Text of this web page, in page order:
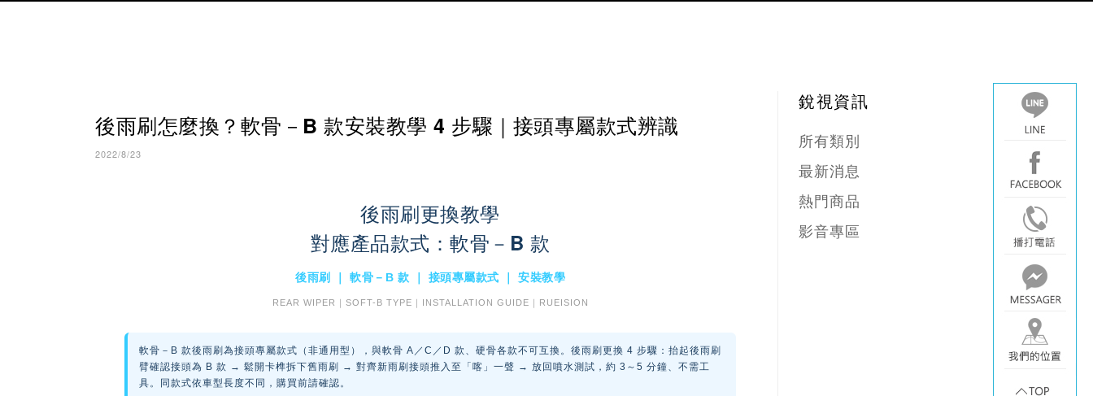
後雨刷怎麼換？軟骨－B 款安裝教學 4 步驟｜接頭專屬款式辨識
2022/8/23
後雨刷更換教學
對應產品款式：軟骨－B 款
後雨刷 ｜ 軟骨－B 款 ｜ 接頭專屬款式 ｜ 安裝教學
REAR WIPER｜SOFT-B TYPE｜INSTALLATION GUIDE｜RUEISION
軟骨－B 款後雨刷為接頭專屬款式（非通用型），與軟骨 A／C／D 款、硬骨各款不可互換。後雨刷更換 4 步驟：抬起後雨刷
臂確認接頭為 B 款 → 鬆開卡榫拆下舊雨刷 → 對齊新雨刷接頭推入至「喀」一聲 → 放回噴水測試，約 3～5 分鐘、不需工
具。同款式依車型長度不同，購買前請確認。
銳視資訊
所有類別
最新消息
熱門商品
影音專區